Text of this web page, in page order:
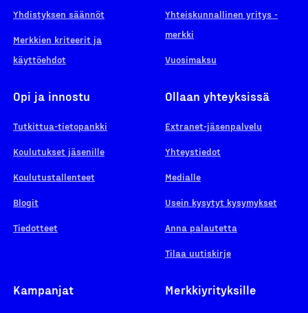
Yhdistyksen säännöt
Merkkien kriteerit ja
käyttöehdot
Yhteiskunnallinen yritys -
merkki
Vuosimaksu
Opi ja innostu
Tutkittua-tietopankki
Koulutukset jäsenille
Koulutustallenteet
Blogit
Tiedotteet
Ollaan yhteyksissä
Extranet-jäsenpalvelu
Yhteystiedot
Medialle
Usein kysytyt kysymykset
Anna palautetta
Tilaa uutiskirje
Kampanjat Merkkiyrityksille